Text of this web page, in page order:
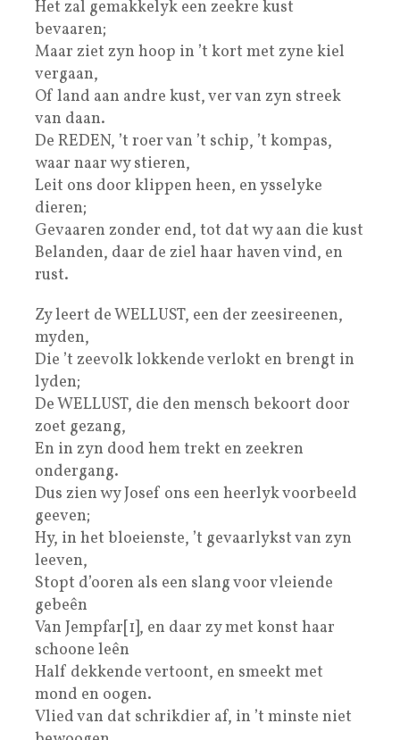
Het zal gemakkelyk een zeekre kust
bevaaren;
Maar ziet zyn hoop in ’t kort met zyne kiel
vergaan,
Of land aan andre kust, ver van zyn streek
van daan.
De REDEN, ’t roer van ’t schip, ’t kompas,
waar naar wy stieren,
Leit ons door klippen heen, en ysselyke
dieren;
Gevaaren zonder end, tot dat wy aan die kust
Belanden, daar de ziel haar haven vind, en
rust.
Zy leert de WELLUST, een der zeesireenen,
myden,
Die ’t zeevolk lokkende verlokt en brengt in
lyden;
De WELLUST, die den mensch bekoort door
zoet gezang,
En in zyn dood hem trekt en zeekren
ondergang.
Dus zien wy Josef ons een heerlyk voorbeeld
geeven;
Hy, in het bloeienste, ’t gevaarlykst van zyn
leeven,
Stopt d’ooren als een slang voor vleiende
gebeên
Van Jempfar[1], en daar zy met konst haar
schoone leên
Half dekkende vertoont, en smeekt met
mond en oogen.
Vlied van dat schrikdier af, in ’t minste niet